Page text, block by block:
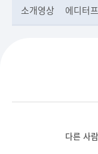
소개영상 에디터
다른 사